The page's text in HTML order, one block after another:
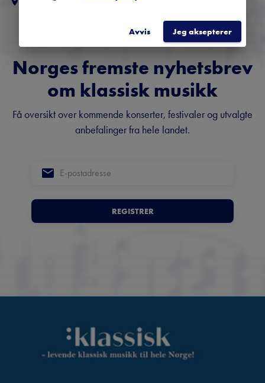
Norges fremste nyhetsbrev
om klassisk musikk
Få oversikt over kommende konserter, festivaler og utvalgte
anbefalinger fra hele landet.
REGISTRER
Avvis Jeg aksepterer